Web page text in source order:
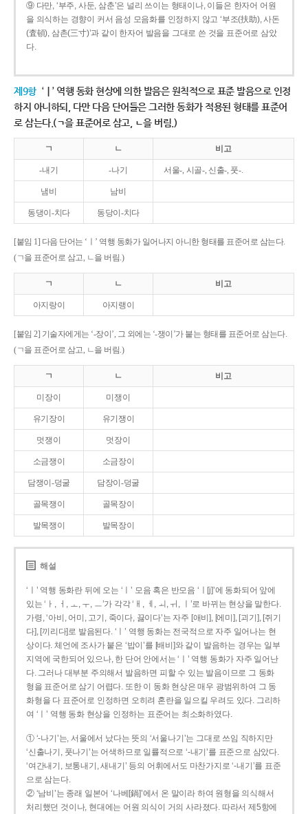
⑨ 다만, ‘부주, 사둔, 삼춘’은 널리 쓰이는 형태이나, 이들은 한자어 어원
을 의식하는 경향이 커서 음성 모음화를 인정하지 않고 ‘부조(扶助), 사돈
(査頓), 삼촌(三寸)’과 같이 한자어 발음을 그대로 쓴 것을 표준어로 삼았
다.
제9항 ‘ㅣ’ 역행 동화 현상에 의한 발음은 원칙적으로 표준 발음으로 인정
하지 아니하되, 다만 다음 단어들은 그러한 동화가 적용된 형태를 표준어
로 삼는다.(ㄱ을 표준어로 삼고, ㄴ을 버림.)
ㄱ ㄴ 비고
-내기 -나기 서울-, 시골-, 신출-, 풋-.
냄비 남비
동댕이-치다 동당이-치다
[붙임 1] 다음 단어는 ‘ㅣ’ 역행 동화가 일어나지 아니한 형태를 표준어로 삼는다.
(ㄱ을 표준어로 삼고, ㄴ을 버림.)
ㄱ ㄴ 비고
아지랑이 아지랭이
[붙임 2] 기술자에게는 ‘-장이’, 그 외에는 ‘-쟁이’가 붙는 형태를 표준어로 삼는다.
(ㄱ을 표준어로 삼고, ㄴ을 버림.)
ㄱ ㄴ 비고
미장이 미쟁이
유기장이 유기쟁이
멋쟁이 멋장이
소금쟁이 소금장이
담쟁이-덩굴 담장이-덩굴
골목쟁이 골목장이
발목쟁이 발목장이
해설
‘ㅣ’ 역행 동화란 뒤에 오는 ‘ㅣ’ 모음 혹은 반모음 ‘ㅣ[j]’에 동화되어 앞에
있는 ‘ㅏ, ㅓ, ㅗ, ㅜ, ㅡ’가 각각 ‘ㅐ, ㅔ, ㅚ, ㅟ, ㅣ’로 바뀌는 현상을 말한다.
가령, ‘아비, 어미, 고기, 죽이다, 끓이다’는 자주 [애비], [에미], [괴기], [쥐기
다], [끼리다]로 발음된다. ‘ㅣ’ 역행 동화는 전국적으로 자주 일어나는 현
상이다. 체언에 조사가 붙은 ‘밥이’를 [배비]와 같이 발음하는 경우는 일부
지역에 국한되어 있으나, 한 단어 안에서는 ‘ㅣ’ 역행 동화가 자주 일어난
다. 그러나 대부분 주의해서 발음하면 피할 수 있는 발음이므로 그 동화
형을 표준어로 삼기 어렵다. 또한 이 동화 현상은 매우 광범위하여 그 동
화형을 다 표준어로 인정하면 오히려 혼란을 일으킬 우려도 있다. 그리하
여 ‘ㅣ’ 역행 동화 현상을 인정하는 표준어는 최소화하였다.
① ‘-나기’는, 서울에서 났다는 뜻의 ‘서울나기’는 그대로 쓰임 직하지만
‘신출나기, 풋나기’는 어색하므로 일률적으로 ‘-내기’를 표준으로 삼았다.
‘여간내기, 보통내기, 새내기’ 등의 어휘에서도 마찬가지로 ‘-내기’를 표준
으로 삼는다.
② ‘남비’는 종래 일본어 ‘나베[鍋]’에서 온 말이라 하여 원형을 의식해서
처리했던 것이나, 현대에는 어원 의식이 거의 사라졌다. 따라서 제5항에